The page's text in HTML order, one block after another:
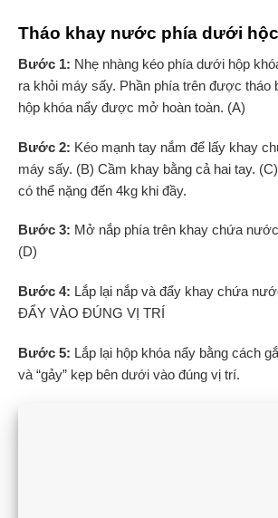
Tháo khay nước phía dưới
Bước 1: Nhẹ nhàng kéo phía dưới hộp
ra khỏi máy sấy. Phần phía trên được tháo
hộp khóa nẩy được mở hoàn toàn. (A)
Bước 2: Kéo mạnh tay nắm để lấy khay
máy sấy. (B) Cầm khay bằng cả hai tay.
có thể nặng đến 4kg khi đầy.
Bước 3: Mở nắp phía trên khay chứa
(D)
Bước 4: Lắp lại nắp và đẩy khay chứa
ĐẨY VÀO ĐÚNG VỊ TRÍ
Bước 5: Lắp lại hộp khóa nẩy bằng cách
và “gảy” kẹp bên dưới vào đúng vị trí.